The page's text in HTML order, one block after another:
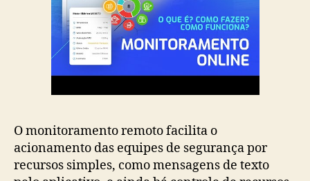
O monitoramento remoto facilita o
acionamento das equipes de segurança por
recursos simples, como mensagens de texto